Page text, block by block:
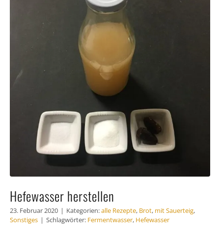
Hefewasser herstellen
23. Februar 2020 | Kategorien:alle Rezepte, Brot, mit Sauerteig,
Sonstiges | Schlagwörter: Fermentwasser, Hefewasser